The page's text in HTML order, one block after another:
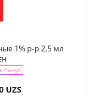
1% р-р 2,5 мл
бонус
UZS